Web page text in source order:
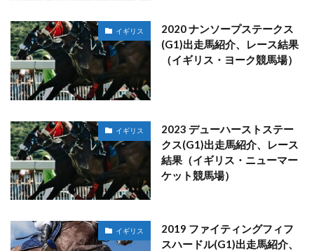
イギリス
2020 ナンソープステークス
(G1)出走馬紹介、レース結果
（イギリス・ヨーク競馬場）
イギリス
2023 デューハーストステー
クス(G1)出走馬紹介、レース
結果（イギリス・ニューマー
ケット競馬場）
イギリス
2019 ファイティングフィフ
スハードル(G1)出走馬紹介、